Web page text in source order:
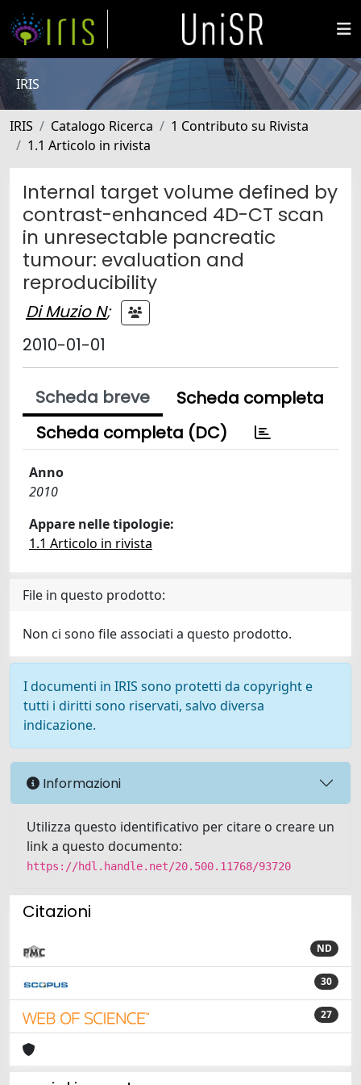
IRIS
IRIS Catalogo Ricerca
1 Contributo su Rivista
1.1 Articolo in rivista
Internal target volume defined by
contrast-enhanced 4D-CT scan
in unresectable pancreatic
tumour: evaluation and
reproducibility
Di Muzio N;
2010-01-01
Scheda breve
Scheda completa
Scheda completa (DC)
Anno
2010
Appare nelle tipologie:
1.1 Articolo in rivista
File in questo prodotto:
Non ci sono file associati a questo prodotto.
I documenti in IRIS sono protetti da copyright e
tutti i diritti sono riservati, salvo diversa
indicazione.
Informazioni
Utilizza questo identificativo per citare o creare un
link a questo documento:
https://hdl.handle.net/20.500.11768/93720
Citazioni
ND
30
27